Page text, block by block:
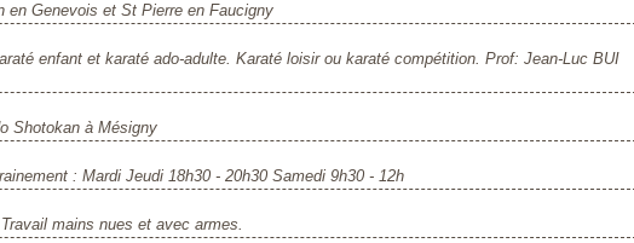
Genevois et St Pierre en Faucigny
enfant et karaté ado-adulte. Karaté loisir ou karaté compétition. Prof: Jean-Luc BUI
Shotokan à Mésigny
: Mardi Jeudi 18h30 - 20h30 Samedi 9h30 - 12h
mains nues et avec armes.